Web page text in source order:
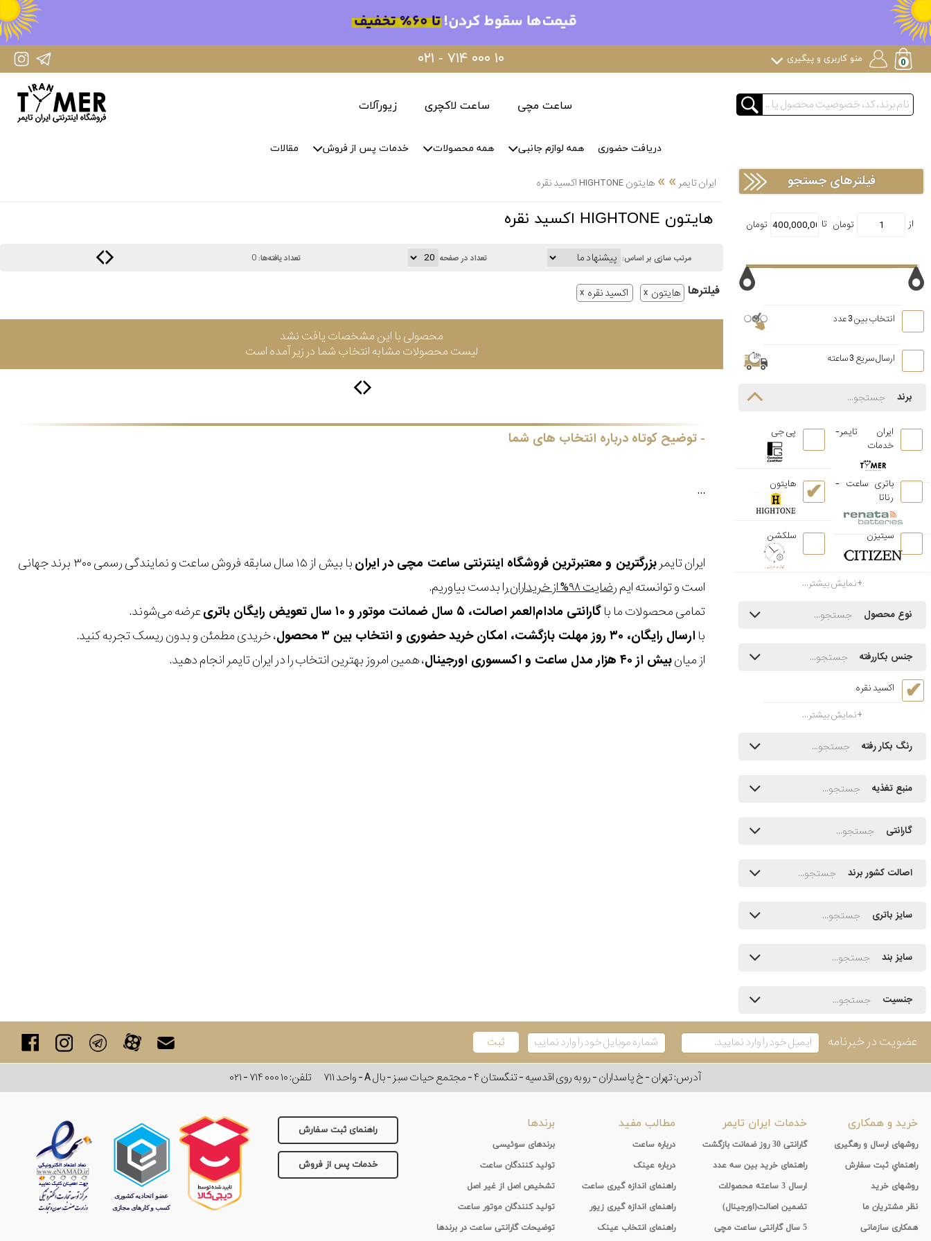
IranTimer Instagram Page ۰۲۱ - ۷۱۴ ۰۰۰ ۱۰ منو کاربری و پیگیری
ساعت مچی ساعت لاکچری زیورآلات
دریافت حضوری همه لوازم جانبی همه محصولات خدمات پس از فروش مقالات
ایران تایمر »
» هایتون HIGHTONE اکسید نقره
هایتون HIGHTONE اکسید نقره
مرتب سازی بر اساس: تعداد در صفحه تعداد یافته‌ها:0
فیلتر‌ها هایتون اکسید نقره
محصولی با این مشخصات یافت نشد
لیست محصولات مشابه انتخاب شما در زیر آمده است
توضیح کوتاه درباره انتخاب های شما
...
ایران تایمربزرگترین و معتبرترین فروشگاه اینترنتی ساعت مچی در ایران
با بیش از ۱۵ سال سابقه فروش ساعت و نمایندگی رسمی ۳۰۰ برند جهانی
است و توانسته ایمرضایت ۹۸% از خریداران
را بدست بیاوریم.
تمامی محصولات ما باگارانتی مادام‌العمر اصالت، ۵ سال ضمانت موتور و ۱۰ سال تعویض رایگان باتری
عرضه می‌شوند.
باارسال رایگان، ۳۰ روز مهلت بازگشت، امکان خرید حضوری و انتخاب بین ۳ محصول
، خریدی مطمئن و بدون ریسک تجربه کنید.
از میانبیش از ۴۰ هزار مدل ساعت و اکسسوری اورجینال ، همین امروز بهترین انتخاب را در ایران تایمر انجام دهید.
فیلترهای جستجو
انتخاب بین 3 عدد
ارسال سریع 3 ساعته
برند
ایران تایمر-
خدمات
پی جی
باتری ساعت -
رناتا
هایتون
سیتیزن سلکشن
نمایش بیشتر...
نوع محصول
جنس بکاررفته
اکسید نقره
نمایش بیشتر...
رنگ بکار رفته
منبع تغذیه
گارانتی
اصالت کشور برند
سایز باتری
سایز بند
جنسیت
عضویت در خبرنامه
آدرس: تهران - خ پاسداران - رو به روی اقدسیه - تنگستان ۴ - مجتمع حیات سبز - بال A - واحد ۷۱۱ تلفن:۰۲۱ - ۷۱۴ ۰۰۰ ۱۰
راهنمای ثبت سفارش
خدمات پس از فروش
خرید و همکاری
روشهای ارسال و رهگیری
راهنماي ثبت سفارش
روشهای خرید
نظر مشتریان ما
همکاری سازمانی
خدمات ایران تایمر
گارانتی 30 روز ضمانت بازگشت
راهنمای خرید بین سه عدد
ارسال 3 ساعته محصولات
تضمین اصالت(اورجینال)
5 سال گارانتی ساعت مچی
مطالب مفید
درباره ساعت
درباره عینک
راهنمای اندازه گیری ساعت
راهنمای اندازه گیری زیور
راهنمای انتخاب عینک
برندها
برندهای سوئیسی
تولید کنندگان ساعت
تشخیص اصل از غیر اصل
تولید کنندگان موتور ساعت
توضیحات گارانتی ساعت در برندها